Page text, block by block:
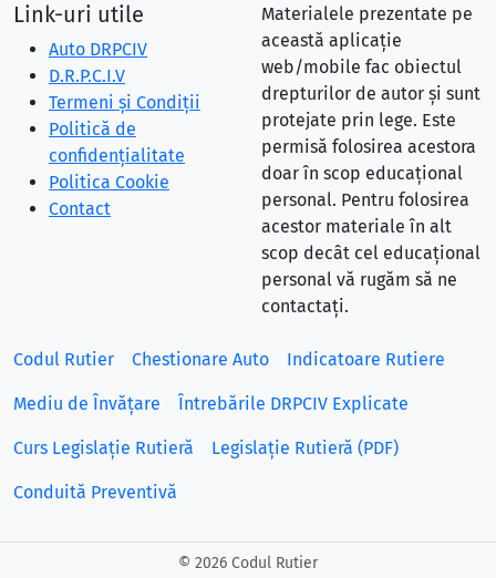
Link-uri utile
Auto DRPCIV
D.R.P.C.I.V
Termeni și Condiții
Politică de
confidențialitate
Politica Cookie
Contact
Materialele prezentate pe
această aplicație
web/mobile fac obiectul
drepturilor de autor și sunt
protejate prin lege. Este
permisă folosirea acestora
doar în scop educațional
personal. Pentru folosirea
acestor materiale în alt
scop decât cel educațional
personal vă rugăm să ne
contactați.
Codul Rutier Chestionare Auto Indicatoare Rutiere
Mediu de Învățare Întrebările DRPCIV Explicate
Curs Legislație Rutieră Legislație Rutieră (PDF)
Conduită Preventivă
© 2026 Codul Rutier